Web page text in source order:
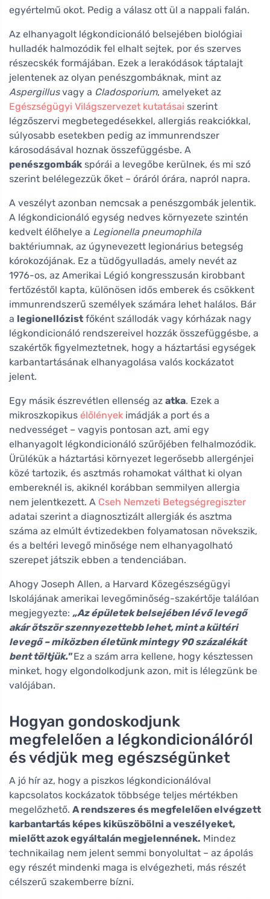
egyértelmű okot. Pedig a válasz ott ül a nappali falán.
Az elhanyagolt légkondicionáló belsejében biológiai
hulladék halmozódik fel elhalt sejtek, por és szerves
részecskék formájában. Ezek a lerakódások táptalajt
jelentenek az olyan penészgombáknak, mint az
Aspergillusvagy a Cladosporium, amelyeket az
Egészségügyi Világszervezet kutatásai szerint
légzőszervi megbetegedésekkel, allergiás reakciókkal,
súlyosabb esetekben pedig az immunrendszer
károsodásával hoznak összefüggésbe. A
penészgombák spórái a levegőbe kerülnek, és mi szó
szerint belélegezzük őket – óráról órára, napról napra.
A veszélyt azonban nemcsak a penészgombák jelentik.
A légkondicionáló egység nedves környezete szintén
kedvelt élőhelye a Legionella pneumophila
baktériumnak, az úgynevezett legionárius betegség
kórokozójának. Ez a tüdőgyulladás, amely nevét az
1976-os, az Amerikai Légió kongresszusán kirobbant
fertőzéstől kapta, különösen idős emberek és csökkent
immunrendszerű személyek számára lehet halálos. Bár
a legionellózist főként szállodák vagy kórházak nagy
légkondicionáló rendszereivel hozzák összefüggésbe, a
szakértők figyelmeztetnek, hogy a háztartási egységek
karbantartásának elhanyagolása valós kockázatot
jelent.
Egy másik észrevétlen ellenség az atka. Ezek a
mikroszkopikus élőlények imádják a port és a
nedvességet – vagyis pontosan azt, ami egy
elhanyagolt légkondicionáló szűrőjében felhalmozódik.
Ürülékük a háztartási környezet legerősebb allergénjei
közé tartozik, és asztmás rohamokat válthat ki olyan
embereknél is, akiknél korábban semmilyen allergia
nem jelentkezett. A Cseh Nemzeti Betegségregiszter
adatai szerint a diagnosztizált allergiák és asztma
száma az elmúlt évtizedekben folyamatosan növekszik,
és a beltéri levegő minősége nem elhanyagolható
szerepet játszik ebben a tendenciában.
Ahogy Joseph Allen, a Harvard Közegészségügyi
Iskolájának amerikai levegőminőség-szakértője találóan
megjegyezte: „Az épületek belsejében lévő levegő
akár ötször szennyezettebb lehet, mint a kültéri
levegő – miközben életünk mintegy 90 százalékát
bent töltjük."Ez a szám arra kellene, hogy késztessen
minket, hogy elgondolkodjunk azon, mit is lélegzünk be
valójában.
Hogyan gondoskodjunk
megfelelően a légkondicionálóról
és védjük meg egészségünket
A jó hír az, hogy a piszkos légkondicionálóval
kapcsolatos kockázatok többsége teljes mértékben
megelőzhető. A rendszeres és megfelelően elvégzett
karbantartás képes kiküszöbölni a veszélyeket,
mielőtt azok egyáltalán megjelennének. Mindez
technikailag nem jelent semmi bonyolultat – az ápolás
egy részét mindenki maga is elvégezheti, más részét
célszerű szakemberre bízni.